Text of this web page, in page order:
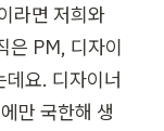
라면 저희와
은 PM, 디자이
요. 디자이너
만 국한해 생